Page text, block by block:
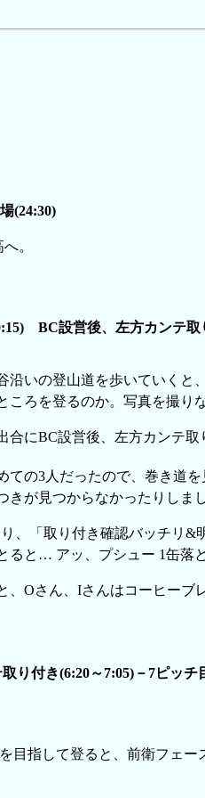
(24:30)
。
BC設営後、左方カンテ取
沿いの登山道を歩いていくと
ころを登るのか。写真を撮り
合にBC設営後、左方カンテ取
ての3人だったので、巻き道
きが見つからなかったりしま
、「取り付き確認バッチリ&
ると… アッ、プシュー 1缶落
、Oさん、Iさんはコーヒーブ
り付き(6:20～7:05)－7ピッ
目指して登ると、前衛フェー